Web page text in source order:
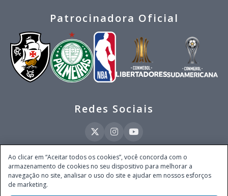
Patrocinadora Oficial
Redes Sociais
Este site é operado pela Ventmear Brasil LTDA (CNPJ 52.868.380/0001-84), com
endereço na Avenida Brigadeiro Faria Lima, nº 4.055, 3º andar, Itaim Bibi, no
Município de São Paulo, Estado de São Paulo, CEP 04538-133, Brasil - empresa
Ao clicar em “Aceitar todos os cookies”, você concorda com o
armazenamento de cookies no seu dispositivo para melhorar a
navegação no site, analisar o uso do site e ajudar em nossos esforços
de marketing.